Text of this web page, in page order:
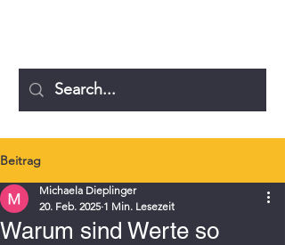
Beitrag
Warum sind Werte so
Michaela Dieplinger
20. Feb. 2025 1 Min. Lesezeit